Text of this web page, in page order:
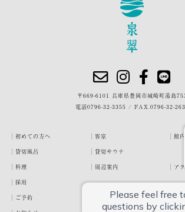
〒669-6101 兵庫県豊岡市城崎町湯島
電話0796-32-3355 / FAX.0796-32-
初めての方へ 客室
館
貸切風呂
貸切サウナ
料理
周辺案内
ア
採用
ご予約
宿泊約款
プ